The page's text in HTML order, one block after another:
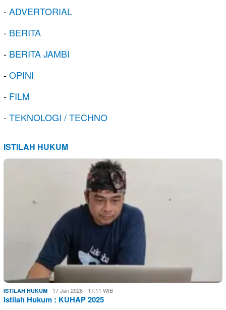
-ADVERTORIAL
- BERITA
- BERITA JAMBI
-OPINI
- FILM
-TEKNOLOGI / TECHNO
ISTILAH HUKUM
ISTILAH HUKUM 17 Jan 2026 - 17:11 WIB
Istilah Hukum : KUHAP 2025